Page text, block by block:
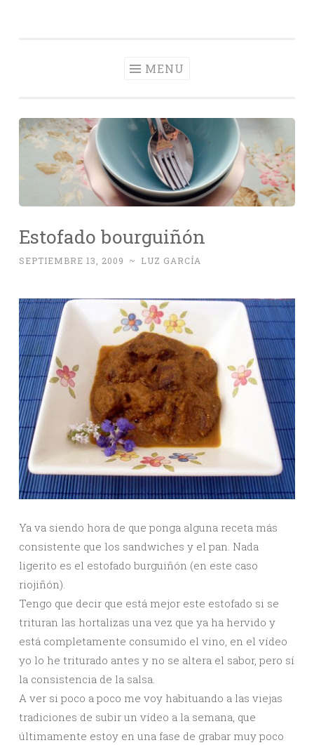
MENU
Estofado bourguiñón
SEPTIEMBRE 13, 2009 ~ LUZ GARCÍA
Ya va siendo hora de que ponga alguna receta más
consistente que los sandwiches y el pan. Nada
ligerito es el estofado burguiñón (en este caso
riojiñón).
Tengo que decir que está mejor este estofado si se
trituran las hortalizas una vez que ya ha hervido y
está completamente consumido el vino, en el vídeo
yo lo he triturado antes y no se altera el sabor, pero sí
la consistencia de la salsa.
A ver si poco a poco me voy habituando a las viejas
tradiciones de subir un vídeo a la semana, que
últimamente estoy en una fase de grabar muy poco